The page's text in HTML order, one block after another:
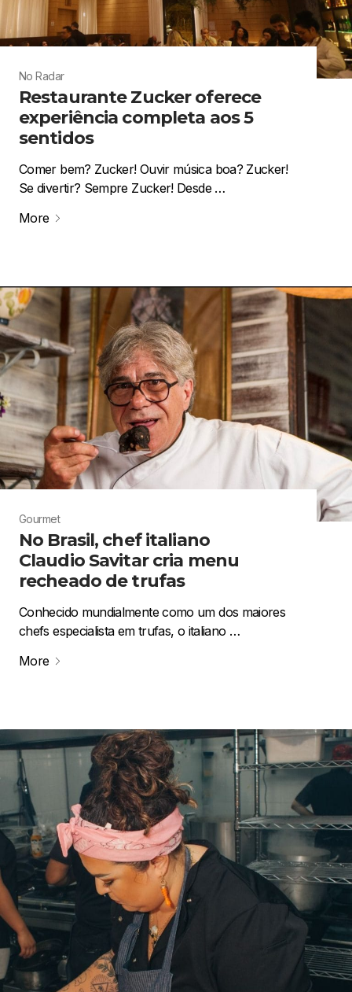
No Radar
Restaurante Zucker oferece
experiência completa aos 5
sentidos
Comer bem? Zucker! Ouvir música boa? Zucker!
Se divertir? Sempre Zucker! Desde …
More
Gourmet
No Brasil, chef italiano
Claudio Savitar cria menu
recheado de trufas
Conhecido mundialmente como um dos maiores
chefs especialista em trufas, o italiano …
More